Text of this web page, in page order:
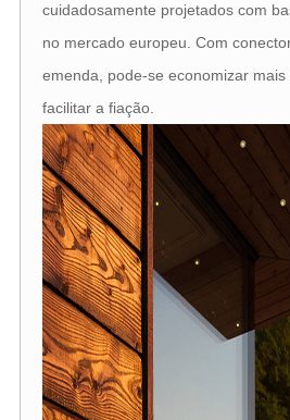
cuidadosamente projetados com
no mercado europeu. Com
emenda, pode-se economizar
facilitar a fiação.